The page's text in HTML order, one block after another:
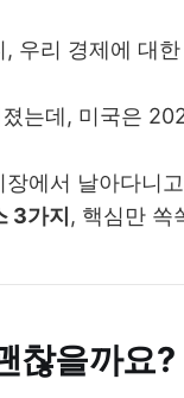
우리 경제에 대
는데, 미국은
에서 날아다니
3가지, 핵심만 쏙
찮을까요?